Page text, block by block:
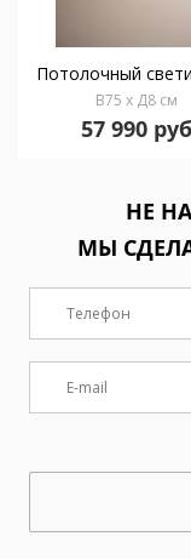
В75 x Д8 см
57 990
НЕ
МЫ